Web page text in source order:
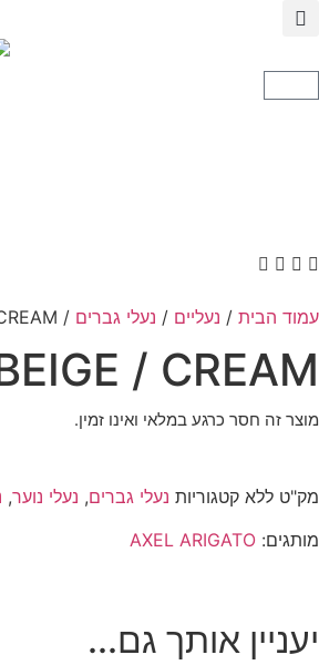
עמוד הבית / נעליים / נעלי גברים / AXEL ARIGATO AREA LO FLUFFY SNEAKER COLOR : BEIGE / CREAM
/ CREAM
מוצר זה חסר כרגע במלאי ואינו זמין.
מק"ט ללא קטגוריות נעלי גברים, נעלי נוער,
מותגים: AXEL ARIGATO
יעניין אותך גם...